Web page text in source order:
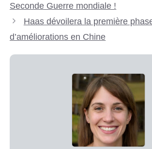
Seconde Guerre mondiale !
Haas dévoilera la première
d’améliorations en Chine